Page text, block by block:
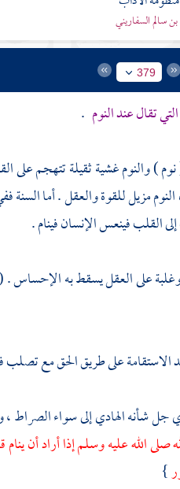
سالم السفاريني
379
تقال عند النوم .
) والنوم غشية ثقيلة تتهجم على
مزيل للقوة والعقل . أما
القلب فينعس الإنسان فينام .
وغلبة على العقل يسقط به
الاستقامة على طريق الحق مع تصلب
جل شأنه الهادي إلى سواء الصراط
الله عليه وسلم إذا أراد أن
}